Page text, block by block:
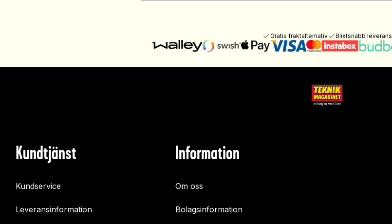
Gratis fraktalternativ Blixtsnabb leverans
Kundtjänst
Kundservice
Leveransinformation
Information
Om oss
Bolagsinformation